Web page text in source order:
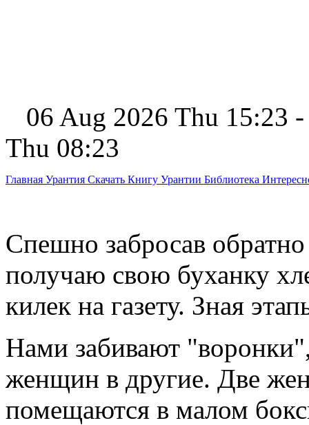
06 Aug 2026 Thu 15:23
Thu 08:23
Главная Урантия Скачать Книгу Урантии Библиотека
Спешно забросав
получаю свою буханку
килек на газету. Зная
Нами забивают
женщин в другие. Две
помещаются в малом